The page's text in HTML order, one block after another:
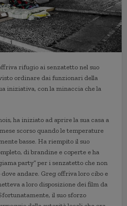
rifugio ai senzatetto nel suo
ordinare dai funzionari della
iniziativa, con la minaccia che la
ha iniziato ad aprire la sua casa a
scorso quando le temperature
basse. Ha riempito il suo
di brandine e coperte e ha
party” per i senzatetto che non
dove andare. Greg offriva loro cibo e
a loro disposizione dei film da
il suo sforzo